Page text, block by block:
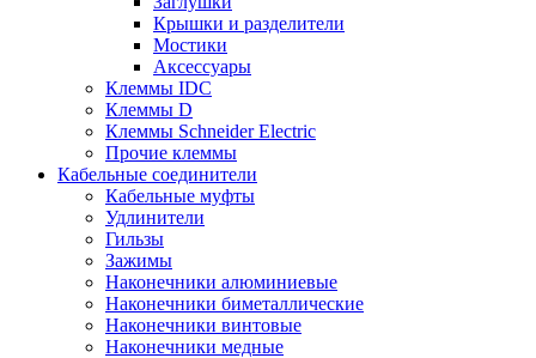
Крышки и разделители
Мостики
Аксессуары
Клеммы IDC
Клеммы D
Клеммы Schneider Electric
Прочие клеммы
Кабельные соединители
Кабельные муфты
Удлинители
Гильзы
Зажимы
Наконечники алюминиевые
Наконечники биметаллические
Наконечники винтовые
Наконечники медные